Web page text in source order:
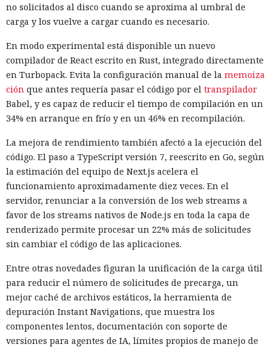
no solicitados al disco cuando se aproxima al umbral de
carga y los vuelve a cargar cuando es necesario.
En modo experimental está disponible un nuevo
compilador de React escrito en Rust, integrado directamente
en Turbopack. Evita la configuración manual de la memoiza
ción que antes requería pasar el código por el transpilador
Babel, y es capaz de reducir el tiempo de compilación en un
34% en arranque en frío y en un 46% en recompilación.
La mejora de rendimiento también afectó a la ejecución del
código. El paso a TypeScript versión 7, reescrito en Go, según
la estimación del equipo de Next.js acelera el
funcionamiento aproximadamente diez veces. En el
servidor, renunciar a la conversión de los web streams a
favor de los streams nativos de Node.js en toda la capa de
renderizado permite procesar un 22% más de solicitudes
sin cambiar el código de las aplicaciones.
Entre otras novedades figuran la unificación de la carga útil
para reducir el número de solicitudes de precarga, un
mejor caché de archivos estáticos, la herramienta de
depuración Instant Navigations, que muestra los
componentes lentos, documentación con soporte de
versiones para agentes de IA, límites propios de manejo de